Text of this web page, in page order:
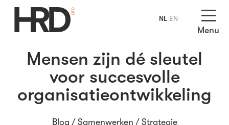
Menu
Mensen zijn dé sleutel
voor succesvolle
organisatieontwikkeling
Blog / Samenwerken / Strategie
NL EN